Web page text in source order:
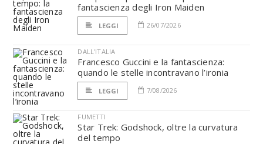
fantascienza degli Iron Maiden
LEGGI 26/07/2026
DALL'ITALIA
Francesco Guccini e la fantascienza:
quando le stelle incontravano l’ironia
LEGGI 7/08/2026
FUMETTI
Star Trek: Godshock, oltre la curvatura
del tempo